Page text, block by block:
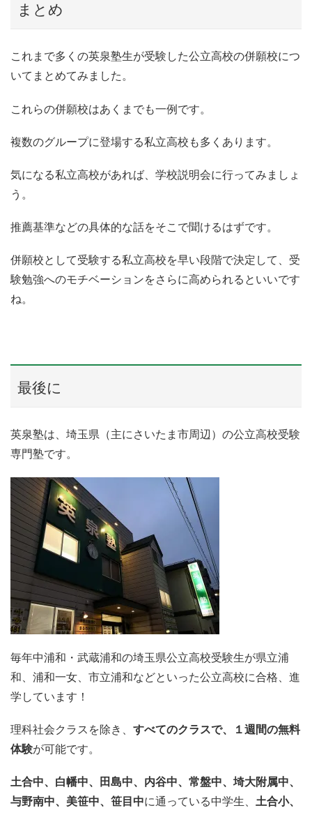
まとめ
これまで多くの英泉塾生が受験した公立高校の併願校につ
いてまとめてみました。
これらの併願校はあくまでも一例です。
複数のグループに登場する私立高校も多くあります。
気になる私立高校があれば、学校説明会に行ってみましょ
う。
推薦基準などの具体的な話をそこで聞けるはずです。
併願校として受験する私立高校を早い段階で決定して、受
験勉強へのモチベーションをさらに高められるといいです
ね。
最後に
英泉塾は、埼玉県（主にさいたま市周辺）の公立高校受験
専門塾です。
毎年中浦和・武蔵浦和の埼玉県公立高校受験生が県立浦
和、浦和一女、市立浦和などといった公立高校に合格、進
学しています！
理科社会クラスを除き、 すべてのクラスで、
１週間の無料
体験が可能です。
土合中、白幡中、田島中、内谷中、 常盤中、埼大附属中、
与野南中、 美笹中、笹目中に通っている中学生、 土合小、